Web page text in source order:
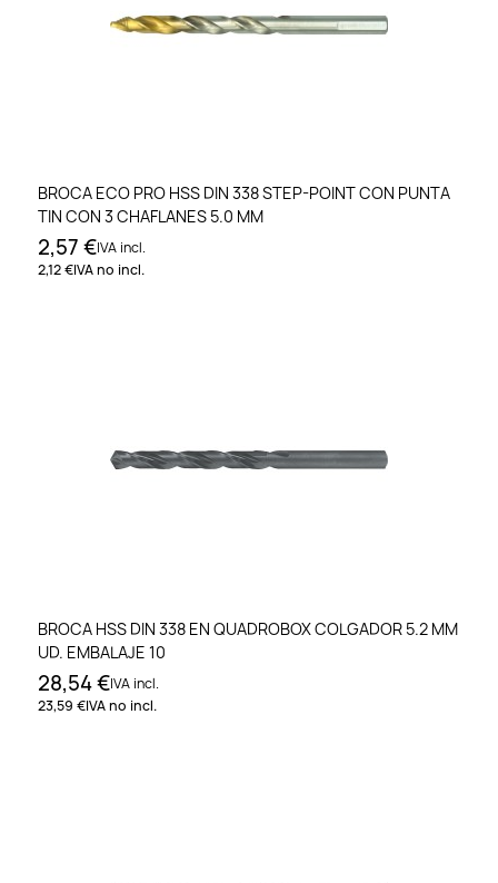
BROCA ECO PRO HSS DIN 338 STEP-POINT CON PUNTA
TIN CON 3 CHAFLANES 5.0 MM
2,57 €IVA incl.
2,12 €IVA no incl.
BROCA HSS DIN 338 EN QUADROBOX COLGADOR 5.2 MM
UD. EMBALAJE 10
28,54 €IVA incl.
23,59 €IVA no incl.